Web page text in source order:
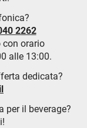
2262
orario
alle 13:00.
dedicata?
per il beverage?